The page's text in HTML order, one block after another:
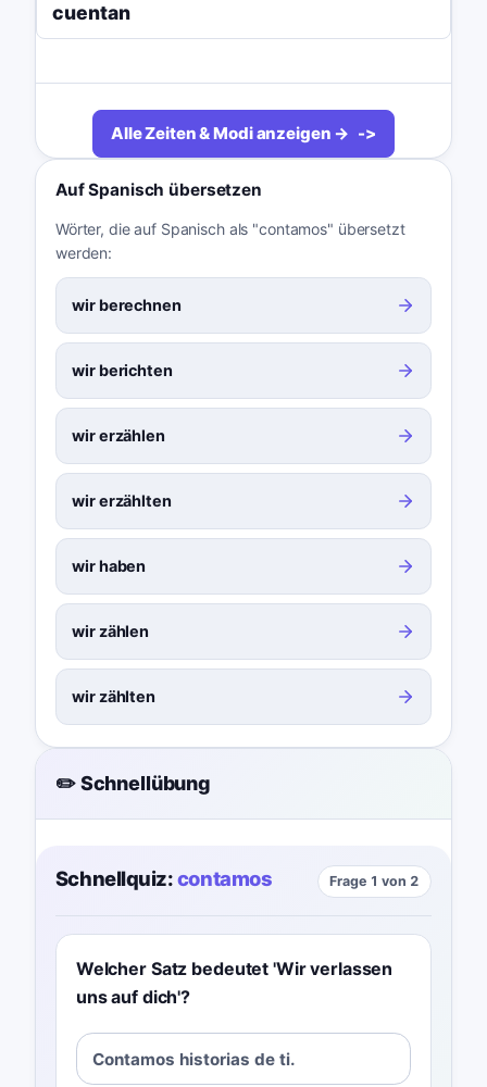
cuentan
Alle Zeiten & Modi anzeigen →
Auf Spanisch übersetzen
Wörter, die auf Spanisch als "contamos" übersetzt
werden:
wir berechnen
wir berichten
wir erzählen
wir erzählten
wir haben
wir zählen
wir zählten
✏️ Schnellübung
Schnellquiz:contamos Frage 1 von 2
Welcher Satz bedeutet 'Wir verlassen
uns auf dich'?
Contamos historias de ti.